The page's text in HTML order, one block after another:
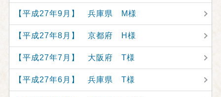
【平成27年9月】 兵庫県 M様
【平成27年8月】 京都府 H様
【平成27年7月】 大阪府 T様
【平成27年6月】 兵庫県 T様